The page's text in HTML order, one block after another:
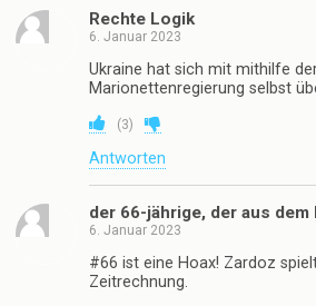
Rechte Logik
6. Januar 2023
Ukraine hat sich mit mithilfe
Marionettenregierung selbst
(3)
Antworten
der 66-jährige, der aus
6. Januar 2023
#66 ist eine Hoax! Zardoz
Zeitrechnung.